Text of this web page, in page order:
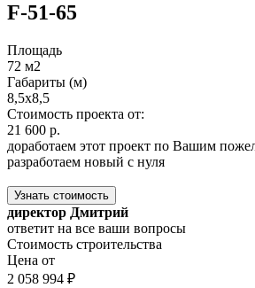
F-51-65
Площадь
72 м2
Габариты (м)
8,5x8,5
Стоимость проекта от:
21 600 р.
доработаем этот проект по Вашим
разработаем новый с нуля
Узнать стоимость
директор Дмитрий
ответит на все ваши вопросы
Стоимость строительства
Цена от
2 058 994 ₽